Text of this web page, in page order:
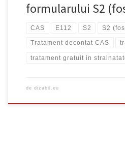
formularului S2
CAS E112 S2 S2
Tratament decontat CAS
tratament gratuit in
de dizabil.eu